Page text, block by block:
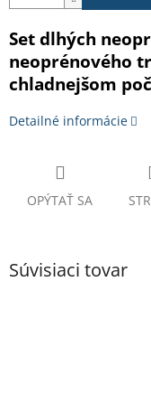
Set dlhých
neoprénového
chladnejšom
Detailné informácie
OPÝTAŤ SA
Súvisiaci tovar